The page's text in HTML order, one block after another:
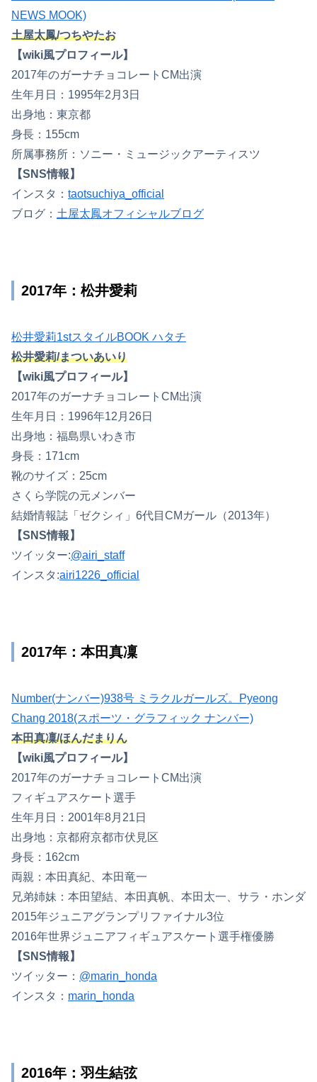
NEWS MOOK)
土屋太鳳/つちやたお
【wiki風プロフィール】
2017年のガーナチョコレートCM出演
生年月日：1995年2月3日
出身地：東京都
身長：155cm
所属事務所：ソニー・ミュージックアーティスツ
【SNS情報】
インスタ： taotsuchiya_official
ブログ： 土屋太鳳オフィシャルブログ
2017年：松井愛莉
松井愛莉1stスタイルBOOK ハタチ
松井愛莉/まついあいり
【wiki風プロフィール】
2017年のガーナチョコレートCM出演
生年月日：1996年12月26日
出身地：福島県いわき市
身長：171cm
靴のサイズ：25cm
さくら学院の元メンバー
結婚情報誌「ゼクシィ」6代目CMガール（2013年）
【SNS情報】
ツイッター:@airi_staff
インスタ:airi1226_official
2017年：本田真凜
Number(ナンバー)938号 ミラクルガールズ。Pyeong
Chang 2018(スポーツ・グラフィック ナンバー)
本田真凜/ほんだまりん
【wiki風プロフィール】
2017年のガーナチョコレートCM出演
フィギュアスケート選手
生年月日：2001年8月21日
出身地：京都府京都市伏見区
身長：162cm
両親：本田真紀、本田竜一
兄弟姉妹：本田望結、本田真帆、本田太一、サラ・ホンダ
2015年ジュニアグランプリファイナル3位
2016年世界ジュニアフィギュアスケート選手権優勝
【SNS情報】
ツイッター： @marin_honda
インスタ： marin_honda
2016年：羽生結弦